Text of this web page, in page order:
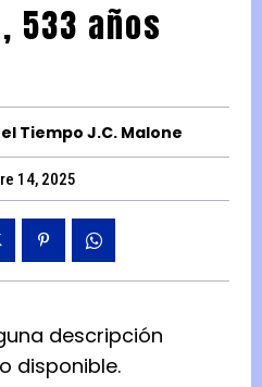
533 años
Tiempo J.C. Malone
14, 2025